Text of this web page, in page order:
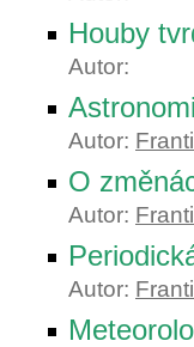
Houby
Autor:
Autor:
O
Autor:
Autor: